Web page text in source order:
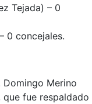
Tejada) – 0
0 concejales.
Domingo Merino
fue respaldado